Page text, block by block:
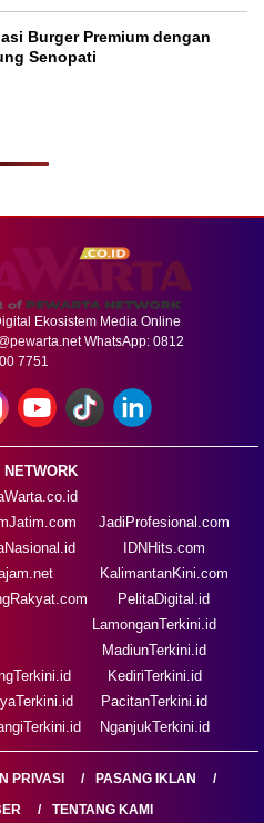
Burger Premium dengan
Senopati
Ekosistem Media Online
WhatsApp: 0812
7751
JadiProfesional.com
IDNHits.com
KalimantanKini.com
PelitaDigital.id
LamonganTerkini.id
MadiunTerkini.id
KediriTerkini.id
PacitanTerkini.id
NganjukTerkini.id
PRIVASI
PASANG IKLAN
TENTANG KAMI